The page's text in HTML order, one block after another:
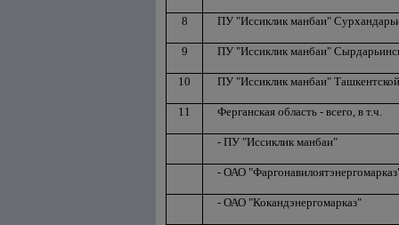
8 ПУ "Иссиклик манбаи"
9 ПУ "Иссиклик манбаи"
10 ПУ "Иссиклик манбаи"
11 Ферганская область - всего, в т.ч.
- ПУ "Иссиклик манбаи"
- ОАО
- ОАО "Кокандэнергомарказ"